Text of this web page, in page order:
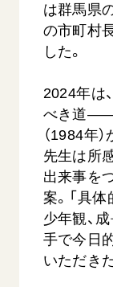
【被爆証言
心」 長崎
2026.08.09
は群馬県
の市町村
した。
2024年は
べき道――
（1984年
先生は所
出来事を
案。「具
少年観、
手で今日
いただき